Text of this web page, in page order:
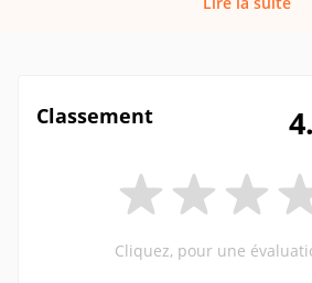
Classement
Cliquez, pour une